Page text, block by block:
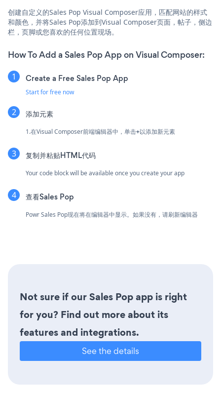
创建自定义的Sales Pop Visual Composer应用，匹配网站的样式
和颜色，并将Sales Pop添加到Visual Composer页面，帖子，侧边
栏，页脚或您喜欢的任何位置现场。
How To Add a Sales Pop App on Visual Composer:
Create a Free Sales Pop App
Start for free now
添加元素
1.在Visual Composer前端编辑器中，单击+以添加新元素
复制并粘贴HTML代码
Your code block will be available once you create your app
查看Sales Pop
Powr Sales Pop现在将在编辑器中显示。如果没有，请刷新编辑器
Not sure if our Sales Pop app is right
for you? Find out more about its
features and integrations.
See the details